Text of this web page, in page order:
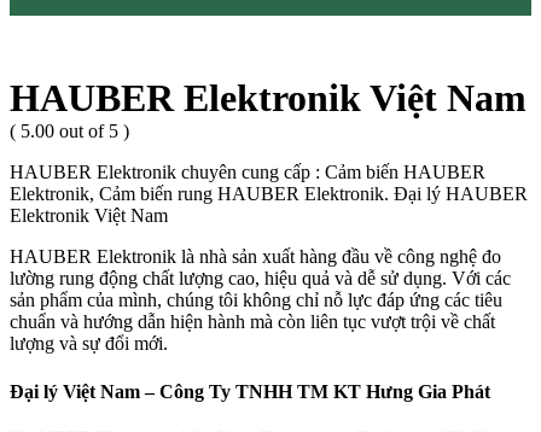
HAUBER Elektronik Việt Nam
( 5.00 out of 5 )
HAUBER Elektronik chuyên cung cấp : Cảm biến HAUBER
Elektronik, Cảm biến rung HAUBER Elektronik. Đại lý HAUBER
Elektronik Việt Nam
HAUBER Elektronik là nhà sản xuất hàng đầu về công nghệ đo
lường rung động chất lượng cao, hiệu quả và dễ sử dụng. Với các
sản phẩm của mình, chúng tôi không chỉ nỗ lực đáp ứng các tiêu
chuẩn và hướng dẫn hiện hành mà còn liên tục vượt trội về chất
lượng và sự đổi mới.
Đại lý Việt Nam – Công Ty TNHH TM KT Hưng Gia Phát